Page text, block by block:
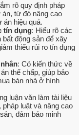
rõ quy định pháp
án, từ đó nâng cao
án hiệu quả.
tín dụng: Hiểu rõ các
bất động sản để xây
thiểu rủi ro tín dụng
: Có kiến thức về
thế chấp, giúp bảo
bán nhà ở hình
luận văn làm tài liệu
luật và nâng cao
đảm bảo minh